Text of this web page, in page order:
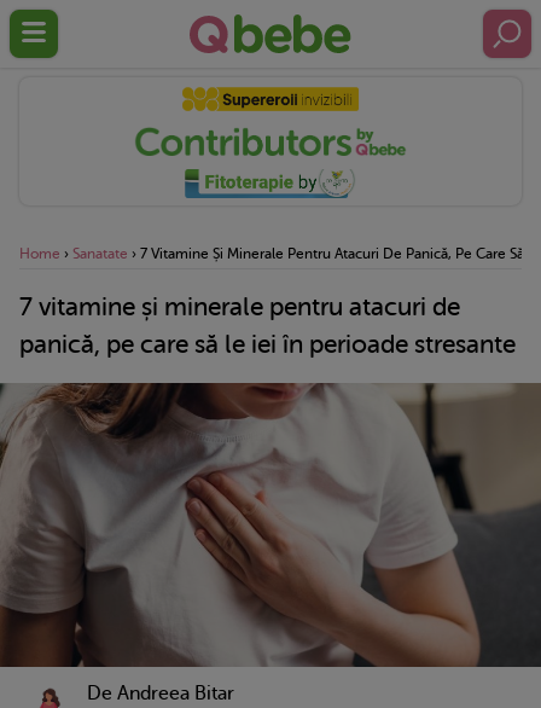
Home › Sanatate › 7 Vitamine Și Minerale Pentru Atacuri De Panică, Pe Care Să
7 vitamine și minerale pentru atacuri de
panică, pe care să le iei în perioade stresante
De Andreea Bitar